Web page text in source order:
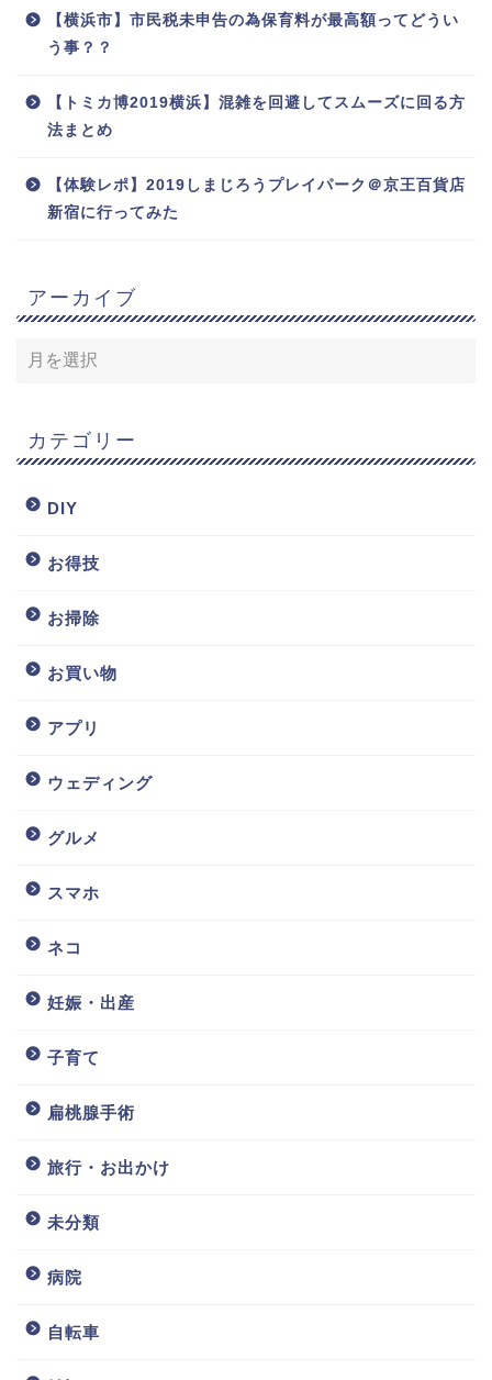
【横浜市】市民税未申告の為保育料が最高額ってどうい
う事？？
【トミカ博2019横浜】混雑を回避してスムーズに回る方
法まとめ
【体験レポ】2019しまじろうプレイパーク＠京王百貨店
新宿に行ってみた
アーカイブ
カテゴリー
DIY
お得技
お掃除
お買い物
アプリ
ウェディング
グルメ
スマホ
ネコ
妊娠・出産
子育て
扁桃腺手術
旅行・お出かけ
未分類
病院
自転車